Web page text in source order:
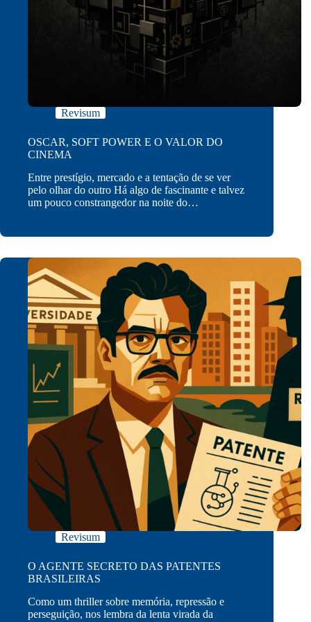
Revisum
OSCAR, SOFT POWER E O VALOR DO
CINEMA
Entre prestígio, mercado e a tentação de se ver
pelo olhar do outro Há algo de fascinante e talvez
um pouco constrangedor na noite do…
Revisum
O AGENTE SECRETO DAS PATENTES
BRASILEIRAS
Como um thriller sobre memória, repressão e
perseguição, nos lembra da lenta virada da